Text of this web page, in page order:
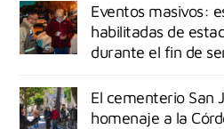
Eventos masivos:
habilitadas de
durante el fin de
El cementerio San
homenaje a la